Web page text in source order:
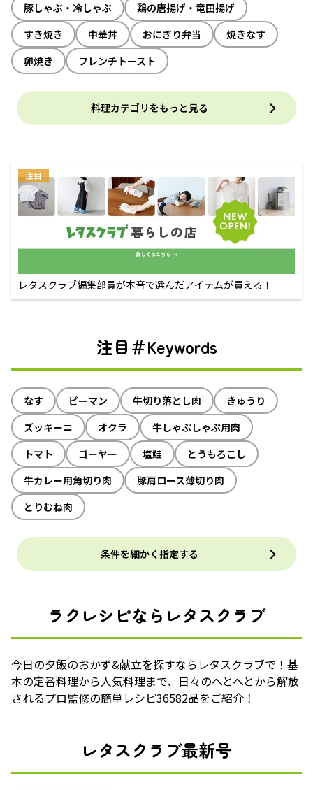
豚しゃぶ・冷しゃぶ
鶏の唐揚げ・竜田揚げ
すき焼き
中華丼 おにぎり弁当
焼きなす
卵焼き
フレンチトースト
料理カテゴリをもっと見る
注目
レタスクラブ編集部員が本音で選んだアイテムが買える！
注目＃Keywords
なす ピーマン 牛切り落とし肉
きゅうり
ズッキーニ
オクラ
牛しゃぶしゃぶ用肉
トマト
ゴーヤー 塩鮭
とうもろこし
牛カレー用角切り肉
豚肩ロース薄切り肉
とりむね肉
条件を細かく指定する
ラクレシピならレタスクラブ
今日の夕飯のおかず&献立を探すならレタスクラブで！基
本の定番料理から人気料理まで、日々のへとへとから解放
されるプロ監修の簡単レシピ36582品をご紹介！
レタスクラブ最新号